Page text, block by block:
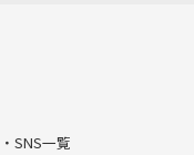
SNS一覧